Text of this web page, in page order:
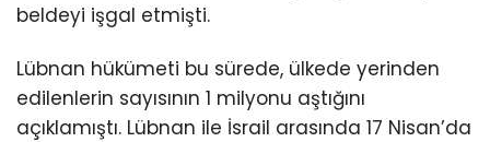
beldeyi işgal etmişti.
Lübnan hükümeti bu sürede, ülkede yerinden
edilenlerin sayısının 1 milyonu aştığını
açıklamıştı. Lübnan ile İsrail arasında 17 Nisan’da